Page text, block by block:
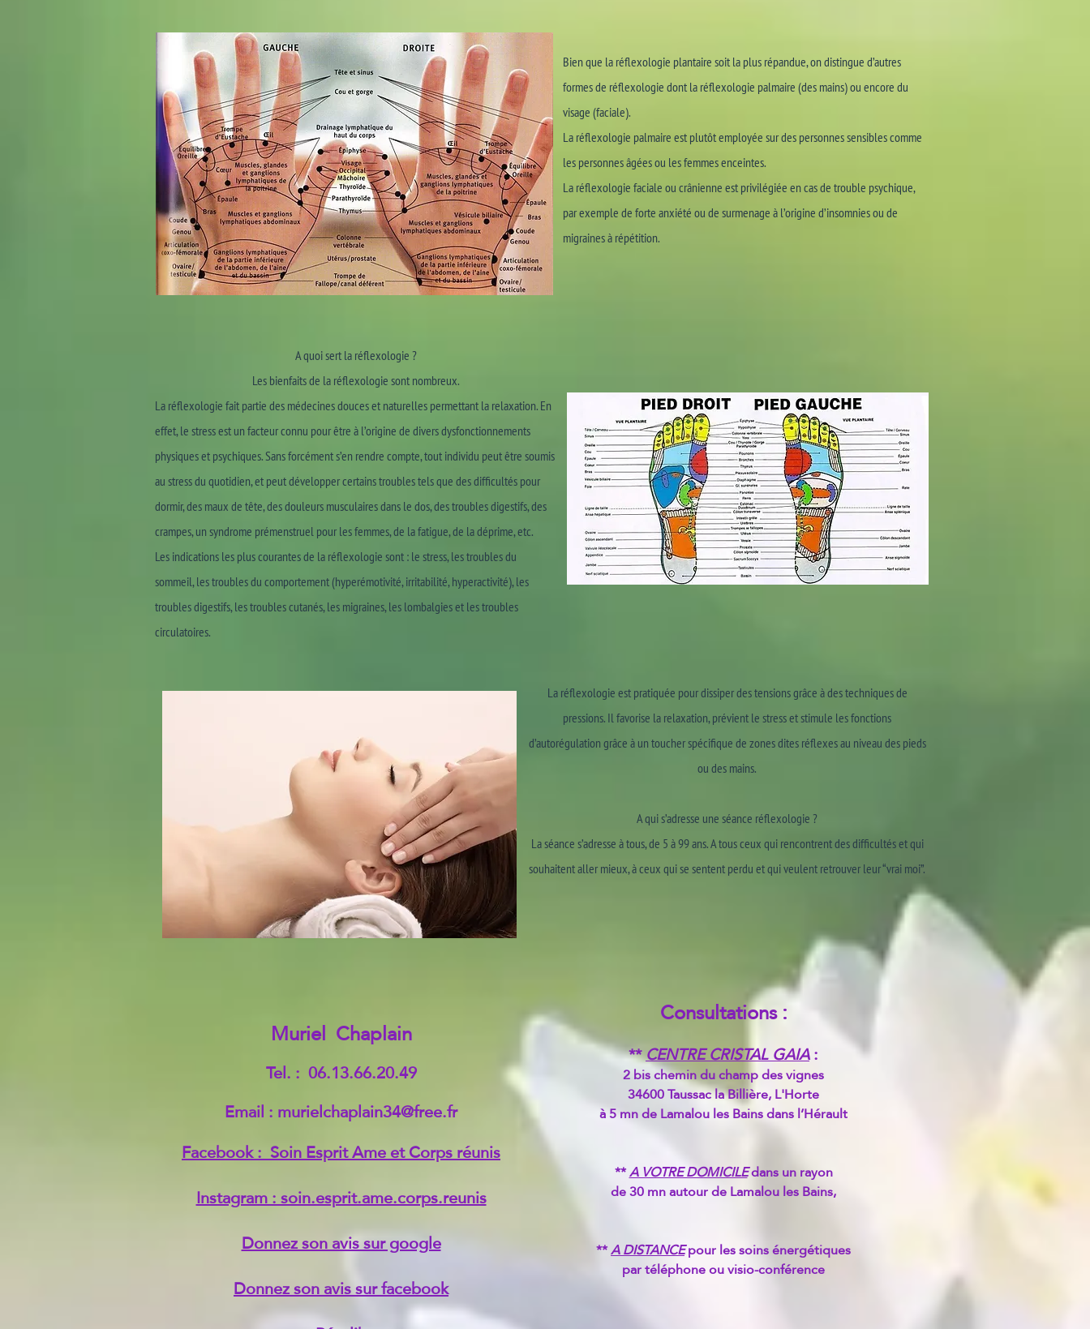
Bien que la réflexologie plantaire soit la plus répandue, on distingue d’autres
formes de réflexologie dont la réflexologie palmaire (des mains) ou encore du
visage (faciale).
La réflexologie palmaire est plutôt employée sur des personnes sensibles comme
les personnes âgées ou les femmes enceintes.
La réflexologie faciale ou crânienne est privilégiée en cas de trouble psychique,
par exemple de forte anxiété ou de surmenage à l’origine d’insomnies ou de
migraines à répétition.
A quoi sert la réflexologie ?
Les bienfaits de la réflexologie sont nombreux.
La réflexologie fait partie des médecines douces et naturelles permettant la relaxation. En
effet, le stress est un facteur connu pour être à l’origine de divers dysfonctionnements
physiques et psychiques. Sans forcément s’en rendre compte, tout individu peut être soumis
au stress du quotidien, et peut développer certains troubles tels que des difficultés pour
dormir, des maux de tête, des douleurs musculaires dans le dos, des troubles digestifs, des
crampes, un syndrome prémenstruel pour les femmes, de la fatigue, de la déprime, etc.
Les indications les plus courantes de la réflexologie sont : le stress, les troubles du
sommeil, les troubles du comportement (hyperémotivité, irritabilité, hyperactivité), les
troubles digestifs, les troubles cutanés, les migraines, les lombalgies et les troubles
circulatoires.
La réflexologie est pratiquée pour dissiper des tensions grâce à des techniques de
pressions. Il favorise la relaxation, prévient le stress et stimule les fonctions
d’autorégulation grâce à un toucher spécifique de zones dites réflexes au niveau des pieds
ou des mains.
A qui s’adresse une séance réflexologie ?
La séance s’adresse à tous, de 5 à 99 ans. A tous ceux qui rencontrent des difficultés et qui
souhaitent aller mieux, à ceux qui se sentent perdu et qui veulent retrouver leur “vrai moi”.
Muriel Chaplain
Tel. : 06.13.66.20.49
Email : murielchaplain34@free.fr
Facebook : Soin Esprit Ame et Corps réunis
Instagram : soin.esprit.ame.corps.reunis
Donnez son avis sur google
Donnez son avis sur facebook
Consultations:
**CENTRE CRISTAL GAIA:
2 bis chemindu champ des vignes
34600 Taussac la Billière, L'Horte
à 5 mn de Lamalou les Bains dans l’Hérault
​**A VOTRE DOMICILEdans un rayon
de 30mn autour de Lamalou les Bains,
​**A DISTANCEpour les soins énergétiques
par téléphone ou visio-conférence